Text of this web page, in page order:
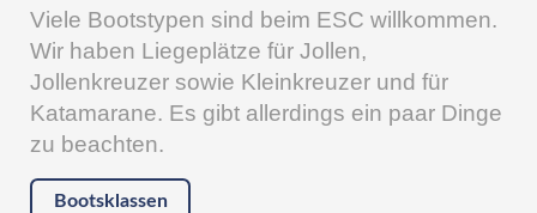
Viele Bootstypen sind beim ESC willkommen.
Wir haben Liegeplätze für Jollen,
Jollenkreuzer sowie Kleinkreuzer und für
Katamarane. Es gibt allerdings ein paar Dinge
zu beachten.
Bootsklassen